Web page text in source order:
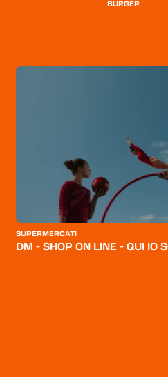
CATEGORIE
CHI SIAMO
BLOG
BURGER
SUPERMERCATI
DM - SHOP ON LINE - QUI IO